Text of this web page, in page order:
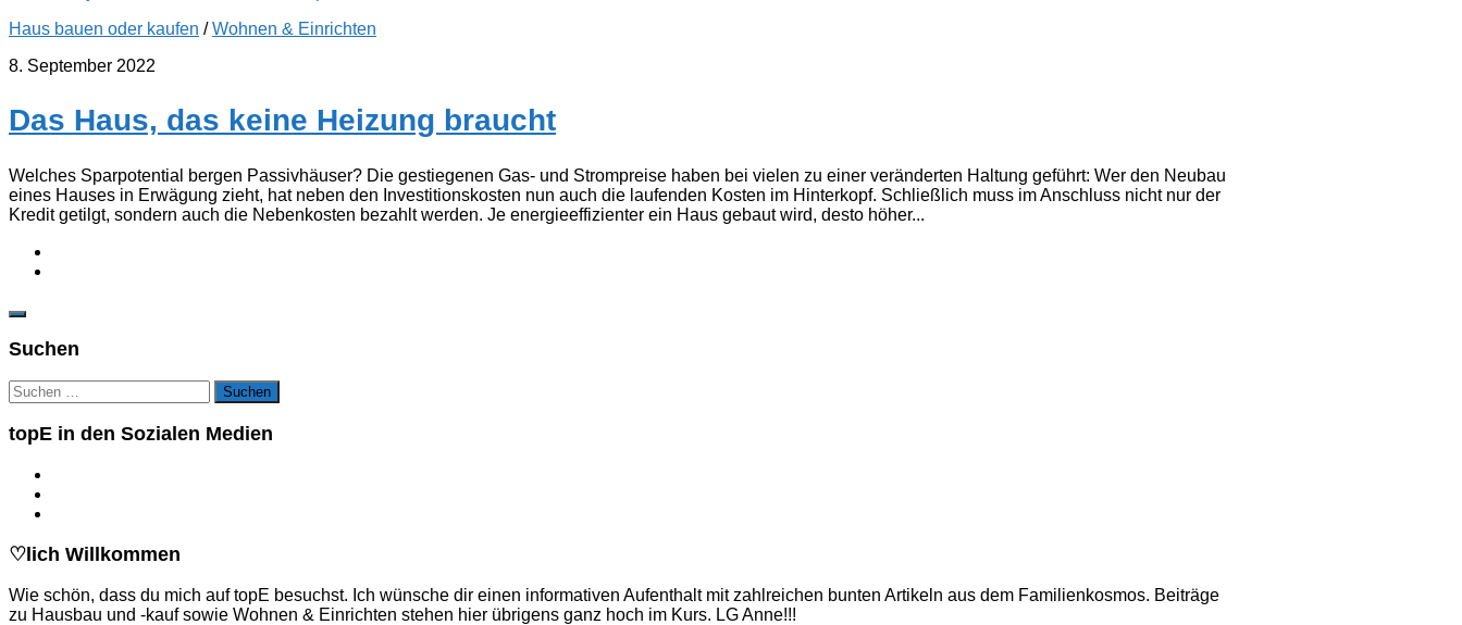
Haus bauen oder kaufen /Wohnen & Einrichten
8. September 2022
Das Haus, das keine Heizung braucht
Welches Sparpotential bergen Passivhäuser? Die gestiegenen Gas- und Strompreise haben bei vielen zu einer veränderten Haltung geführt: Wer den Neubau
eines Hauses in Erwägung zieht, hat neben den Investitionskosten nun auch die laufenden Kosten im Hinterkopf. Schließlich muss im Anschluss nicht nur der
Kredit getilgt, sondern auch die Nebenkosten bezahlt werden. Je energieeffizienter ein Haus gebaut wird, desto höher...
Suchen
Suchen
nach:
topE in den Sozialen Medien
♡lich Willkommen
Wie schön, dass du mich auf topE besuchst. Ich wünsche dir einen informativen Aufenthalt mit zahlreichen bunten Artikeln aus dem Familienkosmos. Beiträge
zu Hausbau und -kauf sowie Wohnen & Einrichten stehen hier übrigens ganz hoch im Kurs. LG Anne!!!